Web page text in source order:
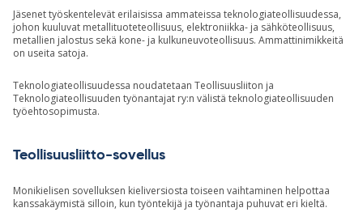
Jäsenet työskentelevät erilaisissa ammateissa teknologiateollisuudessa,
johon kuuluvat metallituoteteollisuus, elektroniikka- ja sähköteollisuus,
metallien jalostus sekä kone- ja kulkuneuvoteollisuus. Ammattinimikkeitä
on useita satoja.
Teknologiateollisuudessa noudatetaan Teollisuusliiton ja
Teknologiateollisuuden työnantajat ry:n välistä teknologiateollisuuden
työehtosopimusta.
Teollisuusliitto-sovellus
Monikielisen sovelluksen kieliversiosta toiseen vaihtaminen helpottaa
kanssakäymistä silloin, kun työntekijä ja työnantaja puhuvat eri kieltä.